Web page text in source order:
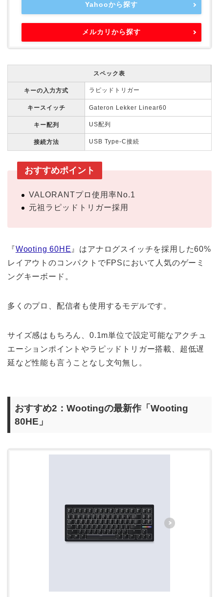
Yahooから探す
メルカリから探す
スペック表
キーの入力方式 ラピッドトリガー
キースイッチ Gateron Lekker Linear60
キー配列 US配列
接続方法 USB Type-C接続
おすすめポイント
VALORANTプロ使用率No.1
元祖ラピッドトリガー採用
『Wooting 60HE』はアナログスイッチを採用した60%
レイアウトのコンパクトでFPSにおいて人気のゲーミ
ングキーボード。
多くのプロ、配信者も使用するモデルです。
サイズ感はもちろん、0.1m単位で設定可能なアクチュ
エーションポイントやラピッドトリガー搭載、超低遅
延など性能も言うことなし文句無し。
おすすめ2：Wootingの最新作「Wooting
80HE」